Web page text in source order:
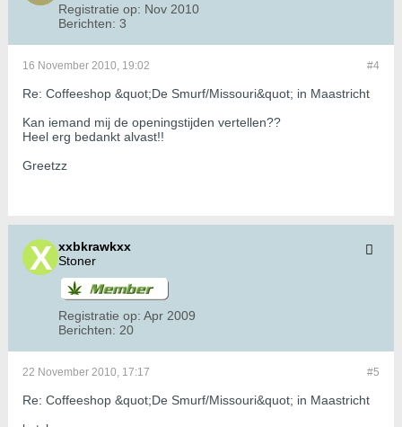
Registratie op: Nov 2010
Berichten: 3
#4
16 November 2010, 19:02
Re: Coffeeshop &quot;De Smurf/Missouri&quot; in Maastricht
Kan iemand mij de openingstijden vertellen??
Heel erg bedankt alvast!!
Greetzz
xxbkrawkxx
Stoner
Registratie op: Apr 2009
Berichten: 20
#5
22 November 2010, 17:17
Re: Coffeeshop &quot;De Smurf/Missouri&quot; in Maastricht